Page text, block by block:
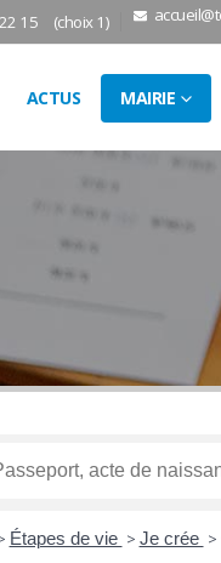
15 (choix 1)
ACTUS MAIRIE
Étapes de vie > Je crée >